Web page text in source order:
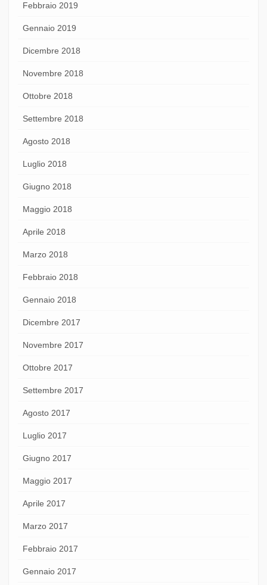
Febbraio 2019
Gennaio 2019
Dicembre 2018
Novembre 2018
Ottobre 2018
Settembre 2018
Agosto 2018
Luglio 2018
Giugno 2018
Maggio 2018
Aprile 2018
Marzo 2018
Febbraio 2018
Gennaio 2018
Dicembre 2017
Novembre 2017
Ottobre 2017
Settembre 2017
Agosto 2017
Luglio 2017
Giugno 2017
Maggio 2017
Aprile 2017
Marzo 2017
Febbraio 2017
Gennaio 2017